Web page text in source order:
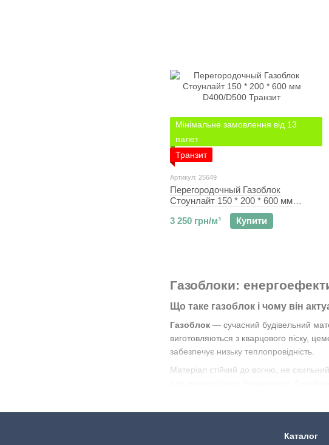
Газоблоки:
Що таке газоблок і чому він
Газоблок — сучасний будівельний
виготовляються з кварцового піску,
забезпечує низьку теплопровідність.
Матеріал стійкий до вогню, не
—
Мінімальне замовлення від 13
палет
Транзит
Артикул: 25649
Перегородочный Газоблок
Стоунлайт 150 * 200 * 600 мм
D400/D500 Транзит
3 250 грн/м³
Купити
Каталог